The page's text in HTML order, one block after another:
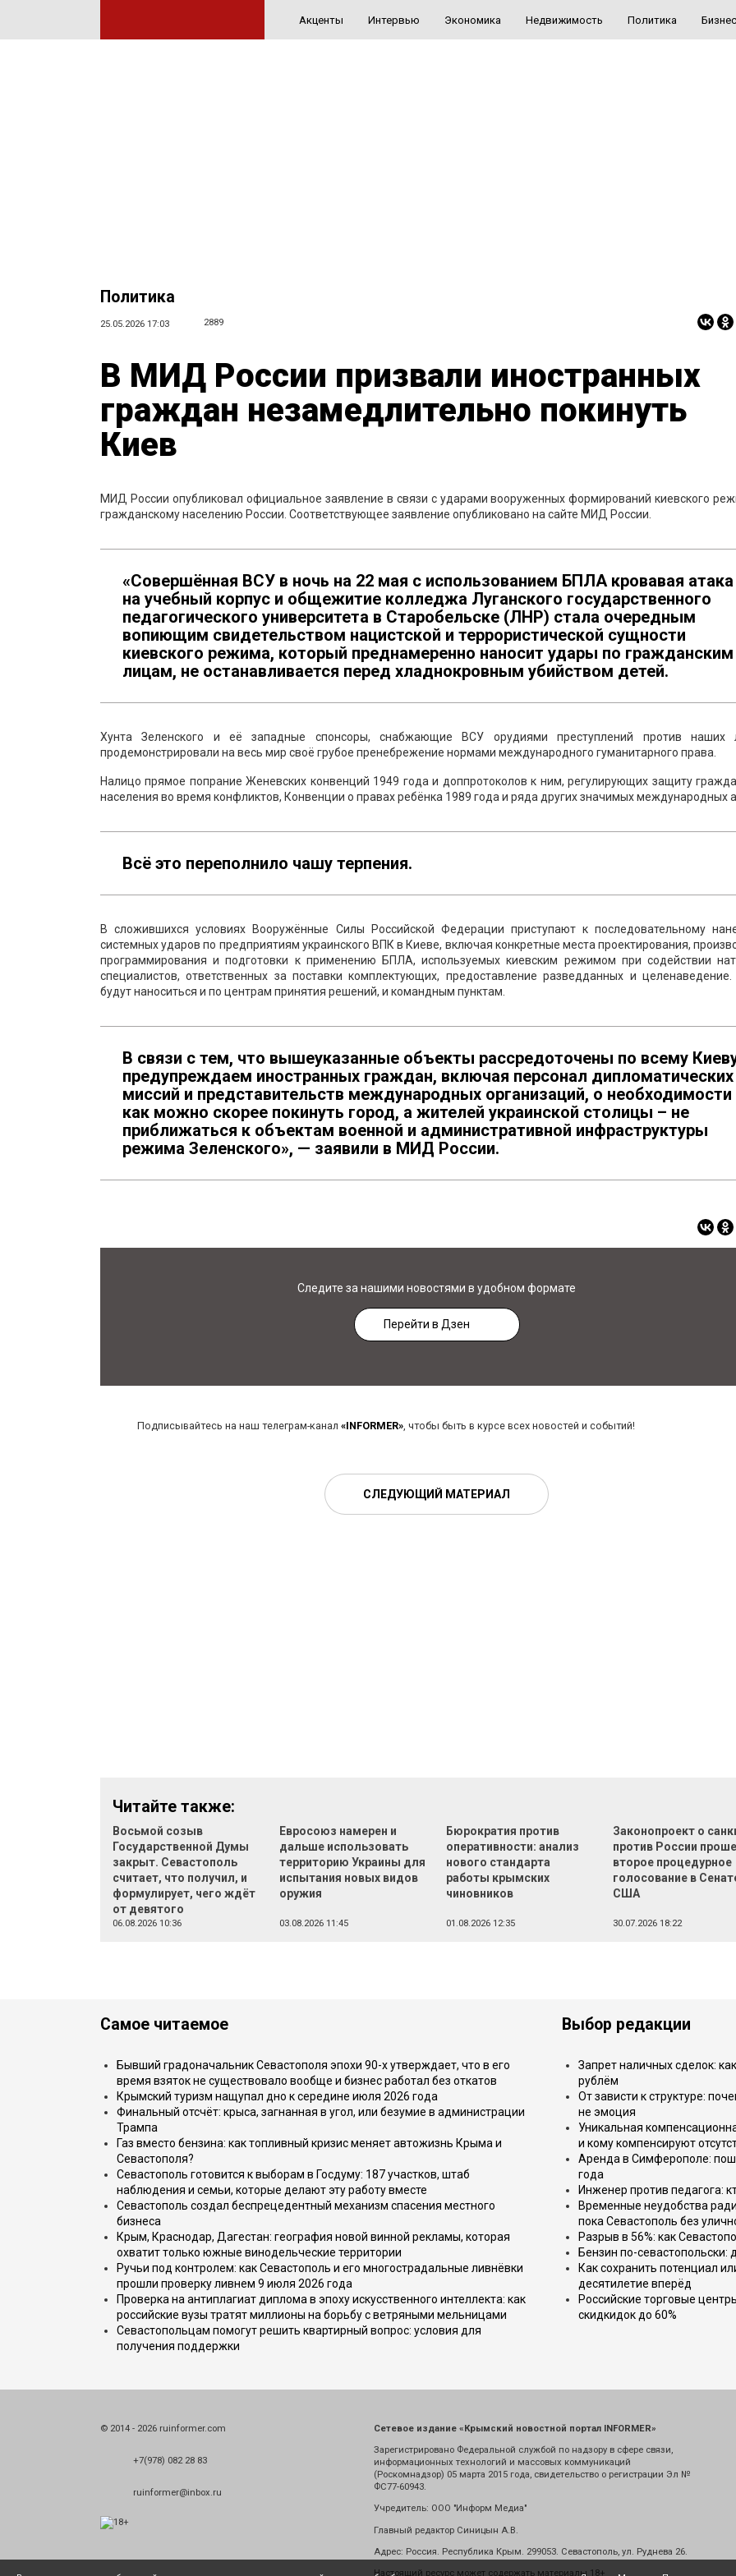
Акценты Интервью Экономика Недвижимость Политика Бизнес
Политика
25.05.2026 17:03 2889
В МИД России призвали иностранных
граждан незамедлительно покинуть
Киев
МИД России опубликовал официальное заявление в связи с ударами вооруженных формирований киевского
гражданскому населению России. Соответствующее заявление опубликовано на сайте МИД России.
«Совершённая ВСУ в ночь на 22 мая с использованием БПЛА кровавая атака
на учебный корпус и общежитие колледжа Луганского государственного
педагогического университета в Старобельске (ЛHP) стала очередным
вопиющим свидетельством нацистской и террористической сущности
киевского режима, который преднамеренно наносит удары по гражданским
лицам, не останавливается перед хладнокровным убийством детей.
Хунта Зеленского и её западные спонсоры, снабжающие ВСУ орудиями преступлений против наших
продемонстрировали на весь мир своё грубое пренебрежение нормами международного гуманитарного права.
Налицо прямое попрание Женевских конвенций 1949 года и доппротоколов к ним, регулирующих защиту
населения во время конфликтов, Конвенции о правах ребёнка 1989 года и ряда других значимых международных
Всё это переполнило чашу терпения.
В сложившихся условиях Вооружённые Силы Российской Федерации приступают к последовательному
системных ударов по предприятиям украинского ВПК в Киеве, включая конкретные места проектирования,
программирования и подготовки к применению БПЛА, используемых киевским режимом при содействии
специалистов, ответственных за поставки комплектующих, предоставление разведданных и
будут наноситься и по центрам принятия решений, и командным пунктам.
В связи с тем, что вышеуказанные объекты рассредоточены по всему
предупреждаем иностранных граждан, включая персонал дипломатических
миссий и представительств международных организаций, о необходимости
как можно скорее покинуть город, а жителей украинской столицы – не
приближаться к объектам военной и административной инфраструктуры
режима Зеленского», — заявили в МИД России.
Следите за нашими новостями в удобном формате
Перейти в Дзен
Подписывайтесь на наш телеграм-канал «INFORMER», чтобы быть в курсе всех новостей и событий!
СЛЕДУЮЩИЙ МАТЕРИАЛ
Читайте также:
Восьмой созыв
Государственной Думы
закрыт. Севастополь
считает, что получил, и
формулирует, чего ждёт
от девятого
06.08.2026 10:36
Евросоюз намерен и
дальше использовать
территорию Украины для
испытания новых видов
оружия
03.08.2026 11:45
Бюрократия против
оперативности: анализ
нового стандарта
работы крымских
чиновников
01.08.2026 12:35
Законопроект о
против России
второе процедурное
голосование в
США
30.07.2026 18:22
Самое читаемое
Бывший градоначальник Севастополя эпохи 90-х утверждает, что в его
время взяток не существовало вообще и бизнес работал без откатов
Крымский туризм нащупал дно к середине июля 2026 года
Финальный отсчёт: крыса, загнанная в угол, или безумие в администрации
Трампа
Газ вместо бензина: как топливный кризис меняет автожизнь Крыма и
Севастополя?
Севастополь готовится к выборам в Госдуму: 187 участков, штаб
наблюдения и семьи, которые делают эту работу вместе
Севастополь создал беспрецедентный механизм спасения местного
бизнеса
Крым, Краснодар, Дагестан: география новой винной рекламы, которая
охватит только южные винодельческие территории
Ручьи под контролем: как Севастополь и его многострадальные ливнёвки
прошли проверку ливнем 9 июля 2026 года
Проверка на антиплагиат диплома в эпоху искусственного интеллекта: как
российские вузы тратят миллионы на борьбу с ветряными мельницами
Севастопольцам помогут решить квартирный вопрос: условия для
получения поддержки
Выбор редакции
Запрет наличных сделок:
рублём
От зависти к структуре:
не эмоция
Уникальная
и кому компенсируют
Аренда в Симферополе:
года
Инженер против педагога:
Временные неудобства
пока Севастополь без
Разрыв в 56%: как
Бензин по-
Как сохранить потенциал
десятилетие вперёд
Российские торговые
скидкидок до 60%
© 2014 - 2026 ruinformer.com
+7(978) 082 28 83
ruinformer@inbox.ru
Сетевое издание «Крымский новостной портал INFORMER»
Зарегистрировано Федеральной службой по надзору в сфере связи,
информационных технологий и массовых коммуникаций
(Роскомнадзор) 05 марта 2015 года, свидетельство о регистрации Эл №
ФС77-60943.
Учредитель: ООО "Информ Медиа"
Главный редактор Синицын А.В.
Адрес: Россия. Республика Крым. 299053. Севастополь, ул. Руднева 26.
Настоящий ресурс может содержать материалы 18+